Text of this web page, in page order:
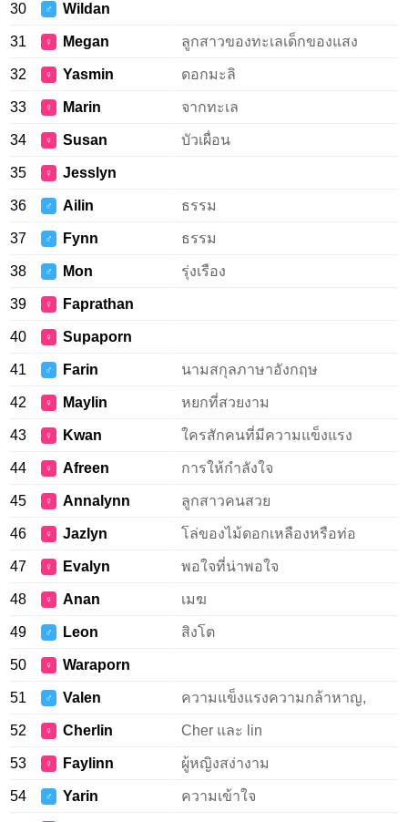
30 ♂ Wildan
31 ♀ Megan ลูกสาวของทะเลเด็กของแสง
32 ♀ Yasmin ดอกมะลิ
33 ♀ Marin จากทะเล
34 ♀ Susan บัวเผื่อน
35 ♀ Jesslyn
36 ♂ Ailin ธรรม
37 ♂ Fynn ธรรม
38 ♂ Mon รุ่งเรือง
39 ♀ Faprathan
40 ♀ Supaporn
41 ♂ Farin นามสกุลภาษาอังกฤษ
42 ♀ Maylin หยกที่สวยงาม
43 ♀ Kwan ใครสักคนที่มีความแข็งแรง
44 ♀ Afreen การให้กำลังใจ
45 ♀ Annalynn ลูกสาวคนสวย
46 ♀ Jazlyn โล่ของไม้ดอกเหลืองหรือท่อ
47 ♀ Evalyn พอใจที่น่าพอใจ
48 ♀ Anan เมฆ
49 ♂ Leon สิงโต
50 ♀ Waraporn
51 ♂ Valen ความแข็งแรงความกล้าหาญ,
52 ♀ Cherlin Cher และ lin
53 ♀ Faylinn ผู้หญิงสง่างาม
54 ♂ Yarin ความเข้าใจ